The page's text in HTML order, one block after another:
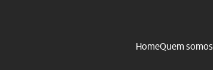
HomeQuem somos